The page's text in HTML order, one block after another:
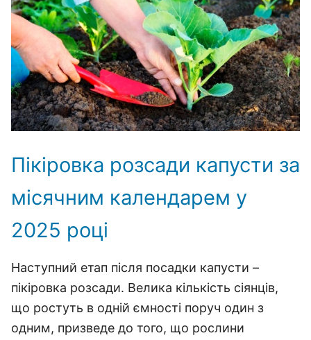
Пікіровка розсади капусти за
місячним календарем у
2025 році
Наступний етап після посадки капусти –
пікіровка розсади. Велика кількість сіянців,
що ростуть в одній ємності поруч один з
одним, призведе до того, що рослини